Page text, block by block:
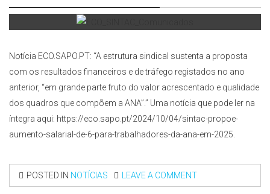
Notícia ECO.SAPO.PT: “A estrutura sindical sustenta a proposta
com os resultados financeiros e de tráfego registados no ano
anterior, “em grande parte fruto do valor acrescentado e qualidade
dos quadros que compõem a ANA”.” Uma notícia que pode ler na
íntegra aqui: https://eco.sapo.pt/2024/10/04/sintac-propoe-
aumento-salarial-de-6-para-trabalhadores-da-ana-em-2025.
POSTED IN NOTÍCIAS LEAVE A COMMENT